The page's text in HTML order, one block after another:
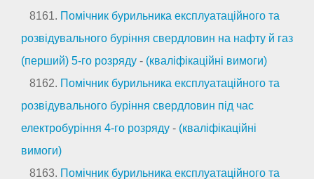
8161. Помічник бурильника експлуатаційного та
розвідувального буріння свердловин на нафту й газ
(перший) 5-го розряду - (кваліфікаційні вимоги)
8162. Помічник бурильника експлуатаційного та
розвідувального буріння свердловин під час
електробуріння 4-го розряду - (кваліфікаційні
вимоги)
8163. Помічник бурильника експлуатаційного та